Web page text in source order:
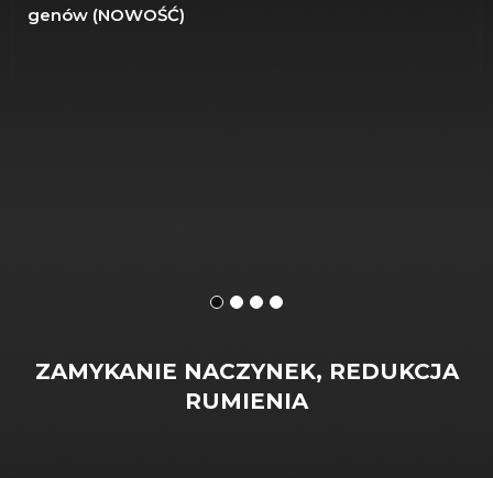
genów (NOWOŚĆ)
ZAMYKANIE NACZYNEK, REDUKCJA
RUMIENIA